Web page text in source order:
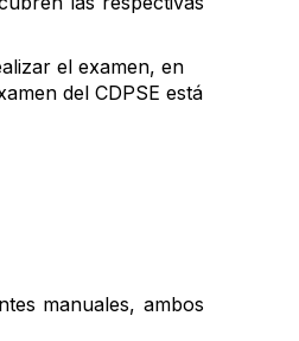
el examen, en
del CDPSE está
manuales, ambos